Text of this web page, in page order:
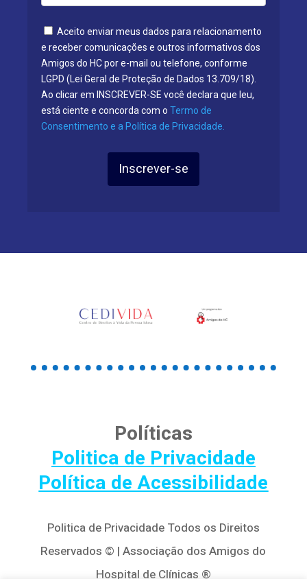
Aceito enviar meus dados para relacionamento
e receber comunicações e outros informativos dos
Amigos do HC por e-mail ou telefone, conforme
LGPD (Lei Geral de Proteção de Dados 13.709/18).
Ao clicar em INSCREVER-SE você declara que leu,
está ciente e concorda com o Termo de
Consentimento e a Política de Privacidade.
Inscrever-se
Políticas
Politica de Privacidade
Política de Acessibilidade
Politica de Privacidade Todos os Direitos
Reservados © | Associação dos Amigos do
Hospital de Clínicas ®